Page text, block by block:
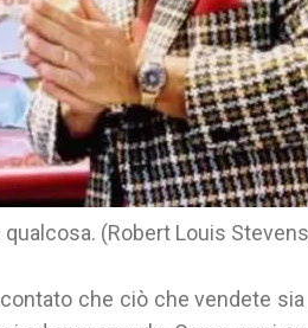
(Robert Louis
che ciò che vendete